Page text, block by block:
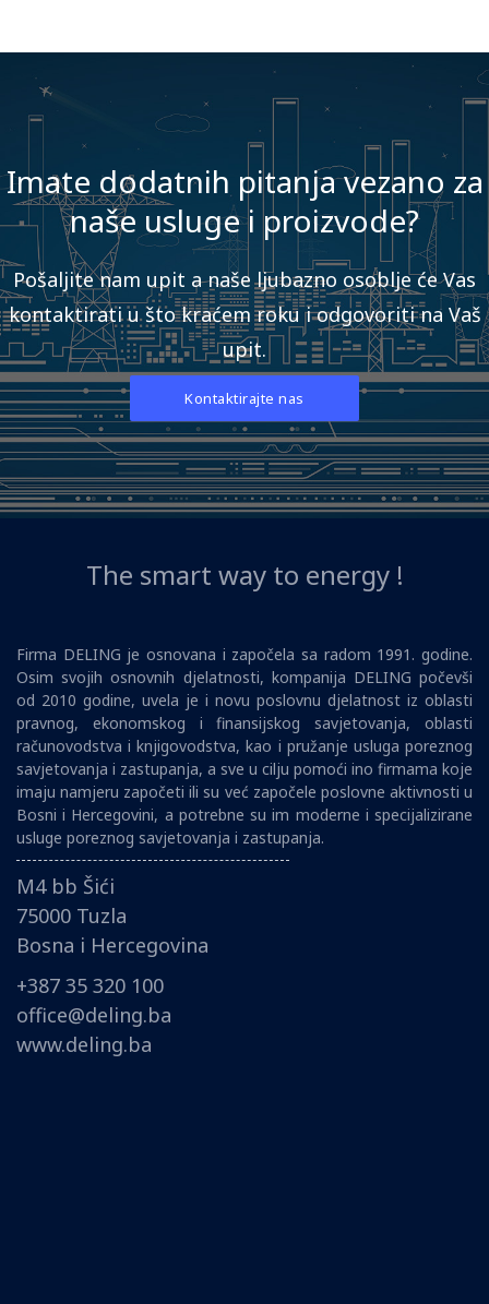
Imate dodatnih pitanja vezano za
naše usluge i proizvode?
Pošaljite nam upit a naše ljubazno osoblje će Vas
kontaktirati u što kraćem roku i odgovoriti na Vaš
upit.
Kontaktirajte nas
The smart way to energy !
Firma DELING je osnovana i započela sa radom 1991. godine.
Osim svojih osnovnih djelatnosti, kompanija DELING počevši
od 2010 godine, uvela je i novu poslovnu djelatnost iz oblasti
pravnog, ekonomskog i finansijskog savjetovanja, oblasti
računovodstva i knjigovodstva, kao i pružanje usluga poreznog
savjetovanja i zastupanja, a sve u cilju pomoći ino firmama koje
imaju namjeru započeti ili su već započele poslovne aktivnosti u
Bosni i Hercegovini, a potrebne su im moderne i specijalizirane
usluge poreznog savjetovanja i zastupanja.
M4 bb Šići
75000 Tuzla
Bosna i Hercegovina
+387 35 320 100
office@deling.ba
www.deling.ba